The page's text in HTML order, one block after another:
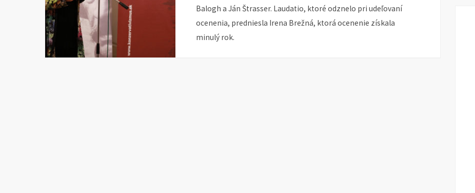
Balogh a Ján Štrasser. Laudatio, ktoré odznelo pri udeľovaní
ocenenia, predniesla Irena Brežná, ktorá ocenenie získala
minulý rok.